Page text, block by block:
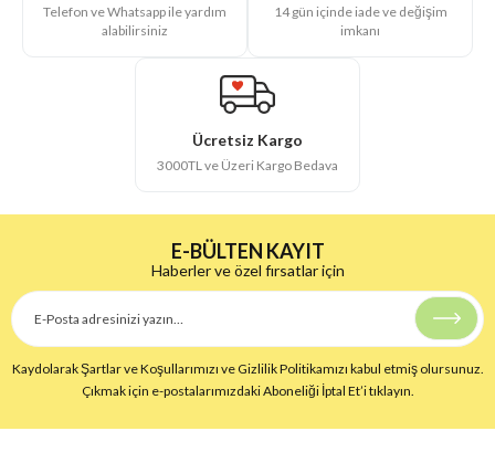
Telefon ve Whatsapp ile yardım
alabilirsiniz
14 gün içinde iade ve değişim
imkanı
Ücretsiz Kargo
3000TL ve Üzeri Kargo Bedava
E-BÜLTEN KAYIT
Haberler ve özel fırsatlar için
Kaydolarak Şartlar ve Koşullarımızı ve Gizlilik Politikamızı kabul etmiş olursunuz.
Çıkmak için e-postalarımızdaki Aboneliği İptal Et’i tıklayın.